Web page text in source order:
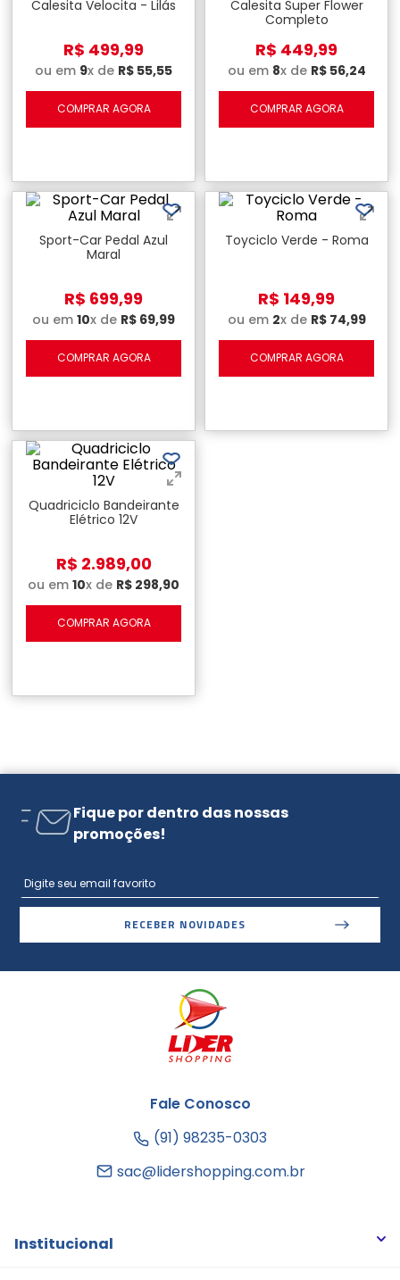
Calesita Velocita - Lilás
R$ 499,99
ou em 9x de R$ 55,55
COMPRAR AGORA
Calesita Super Flower
Completo
R$ 449,99
ou em 8x de R$ 56,24
COMPRAR AGORA
Sport-Car Pedal Azul
Maral
R$ 699,99
ou em 10x de R$ 69,99
COMPRAR AGORA
Toyciclo Verde - Roma
R$ 149,99
ou em 2x de R$ 74,99
COMPRAR AGORA
Quadriciclo Bandeirante
Elétrico 12V
R$ 2.989,00
ou em 10x de R$ 298,90
COMPRAR AGORA
Fique por dentro das nossas
promoções!
RECEBER NOVIDADES
Fale Conosco
(91) 98235-0303
sac@lidershopping.com.br
Institucional